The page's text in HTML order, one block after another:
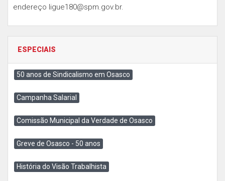
endereço ligue180@spm.gov.br.
ESPECIAIS
50 anos de Sindicalismo em Osasco
Campanha Salarial
Comissão Municipal da Verdade de Osasco
Greve de Osasco - 50 anos
História do Visão Trabalhista